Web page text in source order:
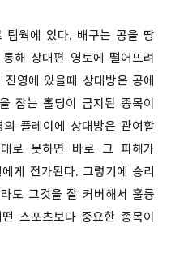
팀웍에 있다. 배구는 공을 땅
해 상대편 영토에 떨어뜨려
영에 있을때 상대방은 공에
잡는 홀딩이 금지된 종목이
플레이에 상대방은 관여할
로 못하면 바로 그 피해가
게 전가된다. 그렇기에 승리
도 그것을 잘 커버해서 훌륭
스포츠보다 중요한 종목이